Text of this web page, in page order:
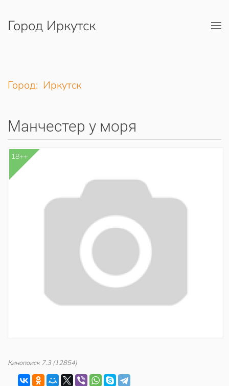
Перейти к содержимому
Город Иркутск
Город: Иркутск
Манчестер у моря
18++
Кинопоиск 7.3(12854)